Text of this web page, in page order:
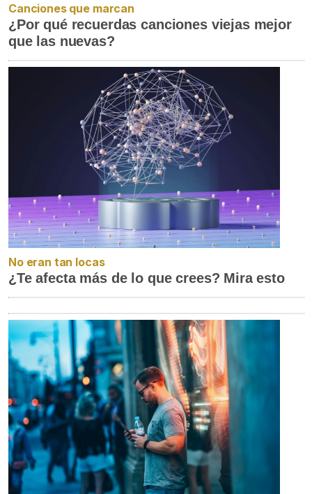
Canciones que marcan
¿Por qué recuerdas canciones viejas mejor
que las nuevas?
No eran tan locas
¿Te afecta más de lo que crees? Mira esto